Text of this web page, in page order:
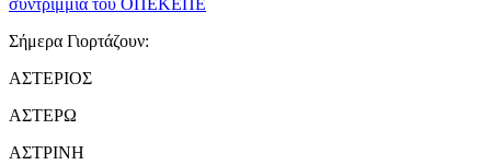
συντρίμμια του ΟΠΕΚΕΠΕ
Σήμερα Γιορτάζουν:
ΑΣΤΕΡΙΟΣ
ΑΣΤΕΡΩ
ΑΣΤΡΙΝΗ